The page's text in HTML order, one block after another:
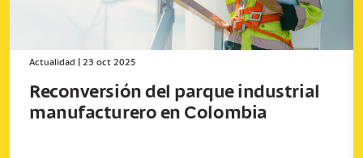
Actualidad 23 oct 2025
Reconversión del parque industrial
manufacturero en Colombia